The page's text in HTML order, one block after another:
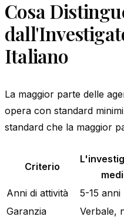
Cosa
Italiano
La maggior parte delle
opera con standard
standard che la maggior
Criterio
Anni di attività 5-15 anni
Garanzia
Verbale,